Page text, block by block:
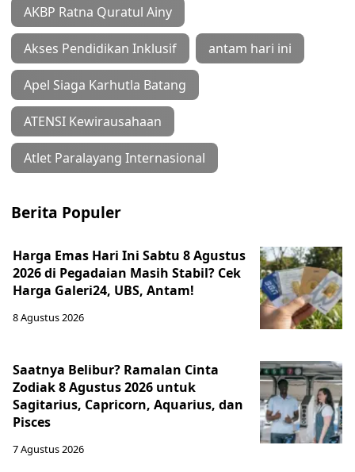
AKBP Ratna Quratul Ainy
Akses Pendidikan Inklusif antam hari ini
Apel Siaga Karhutla Batang
ATENSI Kewirausahaan
Atlet Paralayang Internasional
Berita Populer
Harga Emas Hari Ini Sabtu 8 Agustus
2026 di Pegadaian Masih Stabil? Cek
Harga Galeri24, UBS, Antam!
8 Agustus 2026
Saatnya Belibur? Ramalan Cinta
Zodiak 8 Agustus 2026 untuk
Sagitarius, Capricorn, Aquarius, dan
Pisces
7 Agustus 2026